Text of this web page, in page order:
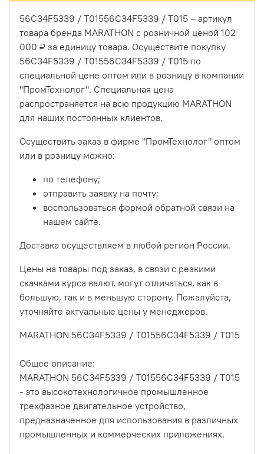
56C34F5339 / T01556C34F5339 / T015 – артикул
товара бренда MARATHON с розничной ценой 102
000 ₽ за единицу товара. Осуществите покупку
56C34F5339 / T01556C34F5339 / T015 по
специальной цене оптом или в розницу в компании
"ПромТехнолог". Специальная цена
распространяется на всю продукцию MARATHON
для наших постоянных клиентов.
Осуществить заказ в фирме "ПромТехнолог" оптом
или в розницу можно:
по телефону;
отправить заявку на почту;
воспользоваться формой обратной связи на
нашем сайте.
Доставка осуществляем в любой регион России.
Цены на товары под заказ, в связи с резкими
скачками курса валют, могут отличаться, как в
большую, так и в меньшую сторону. Пожалуйста,
уточняйте актуальные цены у менеджеров.
MARATHON 56C34F5339 / T01556C34F5339 / T015
Общее описание:
MARATHON 56C34F5339 / T01556C34F5339 / T015
- это высокотехнологичное промышленное
трехфазное двигательное устройство,
предназначенное для использования в различных
промышленных и коммерческих приложениях.